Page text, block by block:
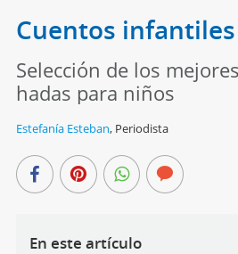
Cuentos
Selección de los
hadas para niños
Estefanía Esteban, Periodista
En este artículo